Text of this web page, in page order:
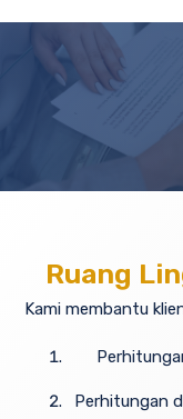
Ruang
Kami membantu
Perhitungan